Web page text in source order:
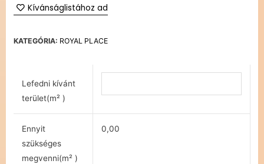
Kívánságlistához ad
KATEGÓRIA: ROYAL PLACE
Lefedni kívánt
terület(m² )
Ennyit
szükséges
megvenni(m² )
0,00